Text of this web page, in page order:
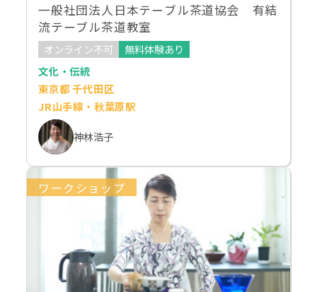
一般社団法人日本テーブル茶道協会 有結
流テーブル茶道教室
オンライン不可
無料体験あり
文化・伝統
東京都 千代田区
JR山手線・秋葉原駅
神林浩子
ワークショップ